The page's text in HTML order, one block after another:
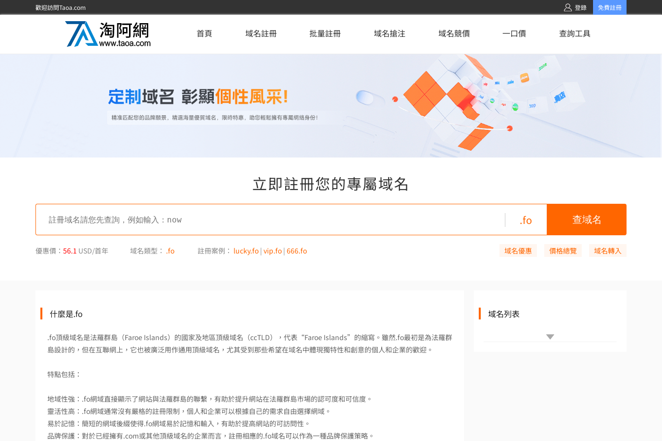
歡迎訪問Taoa.com 登錄 免費註冊
首頁 域名註冊 批量註冊 域名搶注 域名競價 一口價 查詢工具
立即註冊您的專屬域名
.fo
優惠價： 56.1 USD/首年 域名類型： .fo 註冊案例： lucky.fo | vip.fo | 666.fo 域名優惠 價格總覽 域名轉入
域名列表
什麼是.fo
.fo頂級域名是法羅群島（Faroe Islands）的國家及地區頂級域名（ccTLD），代表“Faroe Islands”的縮寫。雖然.fo最初是為法羅群
島設計的，但在互聯網上，它也被廣泛用作通用頂級域名，尤其受到那些希望在域名中體現獨特性和創意的個人和企業的歡迎。
特點包括：
地域性強：.fo網域直接顯示了網站與法羅群島的聯繫，有助於提升網站在法羅群島市場的認可度和可信度。
靈活性高：.fo網域通常沒有嚴格的註冊限制，個人和企業可以根據自己的需求自由選擇網域。
易於記憶：簡短的網域後綴使得.fo網域易於記憶和輸入，有助於提高網站的可訪問性。
品牌保護：對於已經擁有.com或其他頂級域名的企業而言，註冊相應的.fo域名可以作為一種品牌保護策略。